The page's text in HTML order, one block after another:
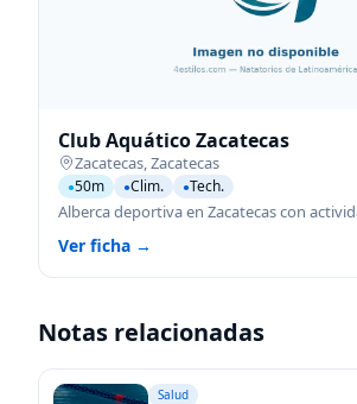
Club Aquático Zacatecas
Zacatecas,Zacatecas
●50m ●Clim. ●Tech.
Ver ficha →
Notas relacionadas
Salud